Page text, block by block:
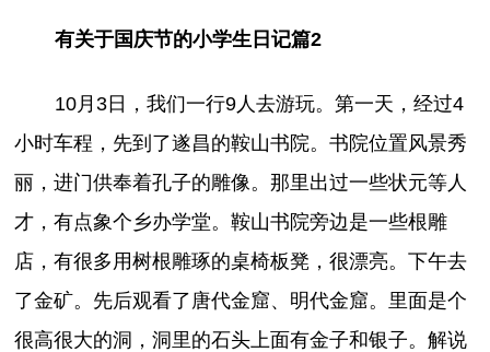
有关于国庆节的小学生日记篇2
10月3日，我们一行9人去游玩。第一天，经过4
小时车程，先到了遂昌的鞍山书院。书院位置风景秀
丽，进门供奉着孔子的雕像。那里出过一些状元等人
才，有点象个乡办学堂。鞍山书院旁边是一些根雕
店，有很多用树根雕琢的桌椅板凳，很漂亮。下午去
了金矿。先后观看了唐代金窟、明代金窟。里面是个
很高很大的洞，洞里的石头上面有金子和银子。解说